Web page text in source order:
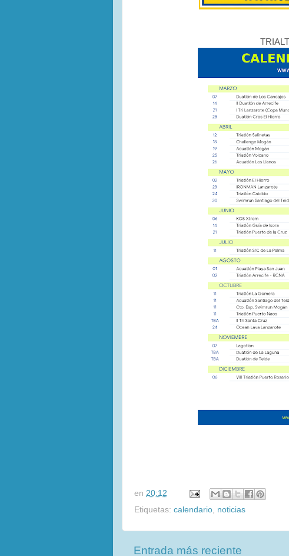
en 20:12
Etiquetas: calendario noticias
Entrada más reciente